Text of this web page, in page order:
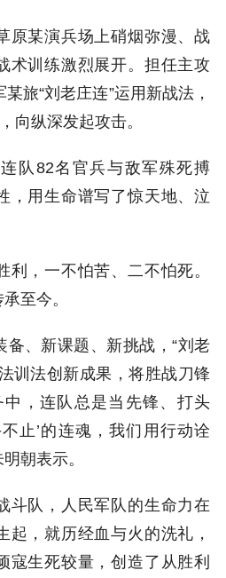
某演兵场上硝烟弥漫、战
术训练激烈展开。担任主攻
旅“刘老庄连”运用新战法，
向纵深发起攻击。
82名官兵与敌军殊死搏
，用生命谱写了惊天地、泣
，一不怕苦、二不怕死。
至今。
、新课题、新挑战，“刘老
训法创新成果，将胜战刀锋
中，连队总是当先锋、打头
止’的连魂，我们用行动诠
朝表示。
队，人民军队的生命力在
起，就历经血与火的洗礼，
寇生死较量，创造了从胜利